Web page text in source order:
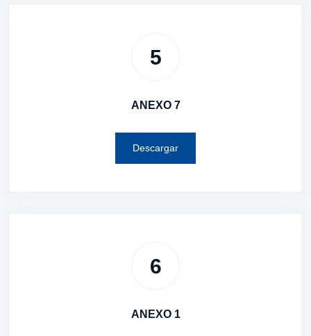
5
ANEXO 7
Descargar
6
ANEXO 1